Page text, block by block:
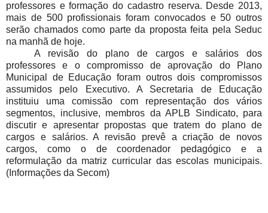
professores e formação do cadastro reserva. Desde 2013,
mais de 500 profissionais foram convocados e 50 outros
serão chamados como parte da proposta feita pela Seduc
na manhã de hoje.
A revisão do plano de cargos e salários dos
professores e o compromisso de aprovação do Plano
Municipal de Educação foram outros dois compromissos
assumidos pelo Executivo. A Secretaria de Educação
instituiu uma comissão com representação dos vários
segmentos, inclusive, membros da APLB Sindicato, para
discutir e apresentar propostas que tratem do plano de
cargos e salários. A revisão prevê a criação de novos
cargos, como o de coordenador pedagógico e a
reformulação da matriz curricular das escolas municipais.
(Informações da Secom)